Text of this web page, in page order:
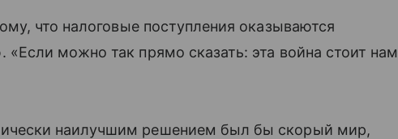
что налоговые поступления оказываются
можно так прямо сказать: эта война стоит нам
наилучшим решением был бы скорый мир,